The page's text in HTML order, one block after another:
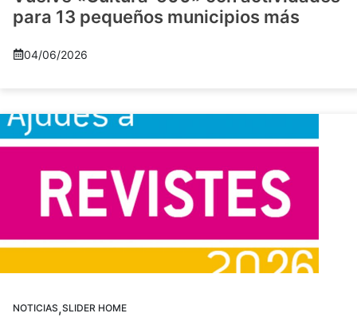
para 13 pequeños municipios más
04/06/2026
NOTICIAS,SLIDER HOME